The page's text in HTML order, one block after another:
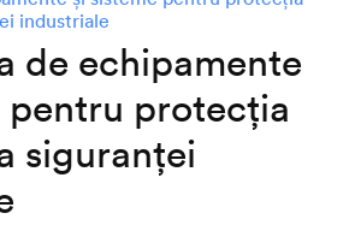
industriale
de echipamente
pentru protecția
siguranței